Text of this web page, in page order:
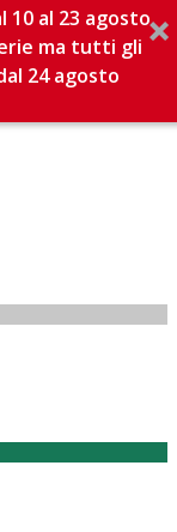
al 23 agosto
ma tutti gli
24 agosto